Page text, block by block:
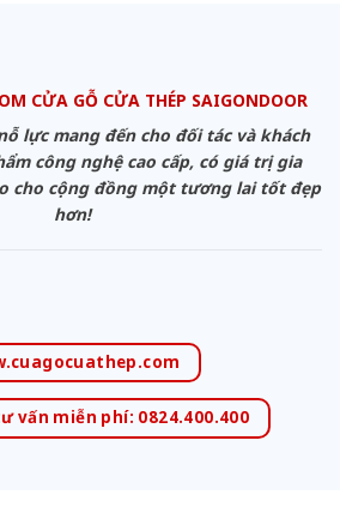
CỬA GỖ CỬA THÉP SAIGONDOOR
lực mang đến cho đối tác và khách
công nghệ cao cấp, có giá trị gia
cho cộng đồng một tương lai tốt đẹp
hơn!
vấn miễn phí: 0824.400.400